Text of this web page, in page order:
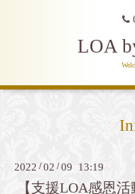
LOA
2022 /02 /09 13:19
【支援LOA感恩活